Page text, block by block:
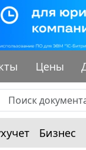
Цены
Бизнес